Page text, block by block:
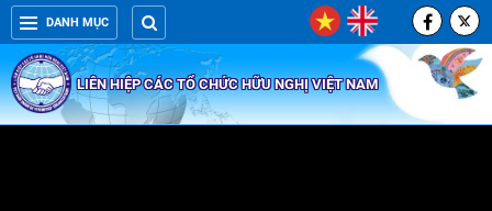
DANH MỤC
LIÊN HIỆP CÁC TỔ CHỨC HỮU NGHỊ VIỆT NAM